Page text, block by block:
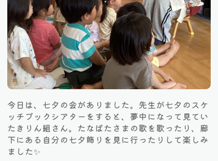
今日は、七夕の会がありました。先生が七夕のスケ
ッチブックシアターをすると、夢中になって見てい
たきりん組さん。たなばたさまの歌を歌ったり、廊
下にある自分の七夕飾りを見に行ったりして楽しみ
ました✨